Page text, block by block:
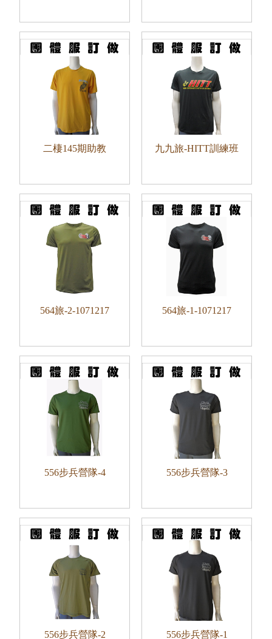
二棲145期助教 九九旅-HITT訓練班
564旅-2-1071217 564旅-1-1071217
556步兵營隊-4 556步兵營隊-3
556步兵營隊-2 556步兵營隊-1